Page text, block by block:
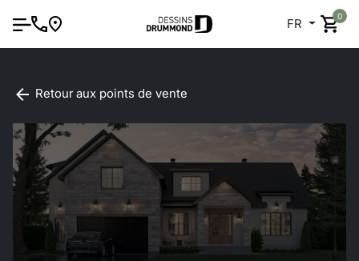
FR
0
Retour aux points de vente